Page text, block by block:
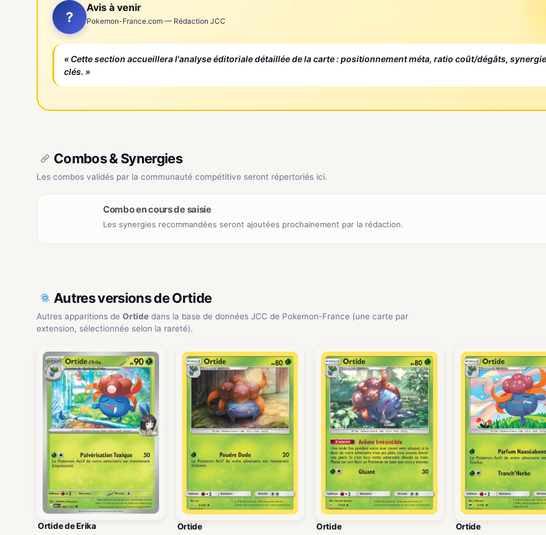
?
Avis à venir
Pokemon-France.com — Rédaction JCC
« Cette section accueillera l'analyse éditoriale détaillée de la carte : positionnement méta, ratio coût/dégâts,
clés. »
Combos & Synergies
Les combos validés par la communauté compétitive seront répertoriés ici.
Combo en cours de saisie
Les synergies recommandées seront ajoutées prochainement par la rédaction.
Autres versions de Ortide
Autres apparitions de Ortide dans la base de données JCC de Pokemon-France (une carte par
extension, sélectionnée selon la rareté).
Ortide de Erika Ortide Ortide Ortide